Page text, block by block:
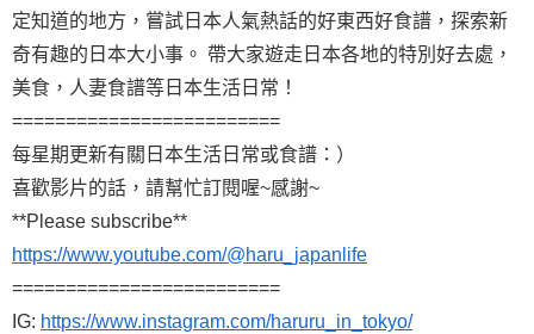
定知道的地方，嘗試日本人氣熱話的好東西好食譜，探索新
奇有趣的日本大小事。 帶大家遊走日本各地的特別好去處，
美食，人妻食譜等日本生活日常！
=========================
每星期更新有關日本生活日常或食譜：）
喜歡影片的話，請幫忙訂閱喔~感謝~
**Please subscribe**
https://www.youtube.com/@haru_japanlife
=========================
IG: https://www.instagram.com/haruru_in_tokyo/